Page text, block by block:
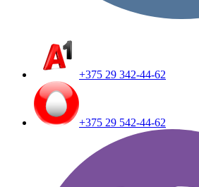
+375 29 342-44-62
+375 29 542-44-62